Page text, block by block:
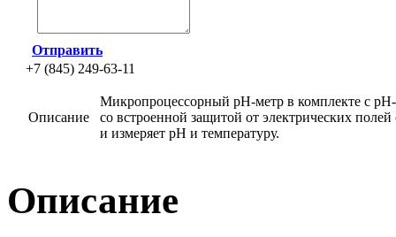
Отправить
+7 (845) 249-63-11
Описание
Микропроцессорный pH-метр в комплекте с
со встроенной защитой от электрических
и измеряет рН и температуру.
Описание